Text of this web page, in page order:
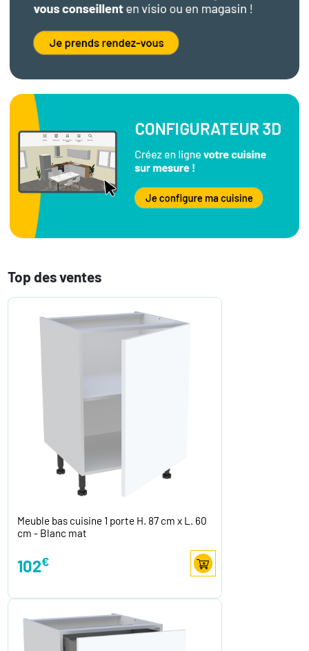
Top des ventes
Meuble bas cuisine 1 porte H. 87 cm x L. 60
cm - Blanc mat
102€